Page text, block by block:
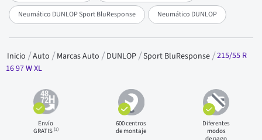
Neumático DUNLOP Sport BluResponse Neumático DUNLOP
Inicio Auto Marcas Auto DUNLOP Sport BluResponse 215/55 R
16 97 W XL
Envío
GRATIS(1)
600 centros
de montaje
Diferentes
modos